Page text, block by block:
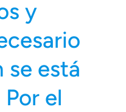
y
se está
el